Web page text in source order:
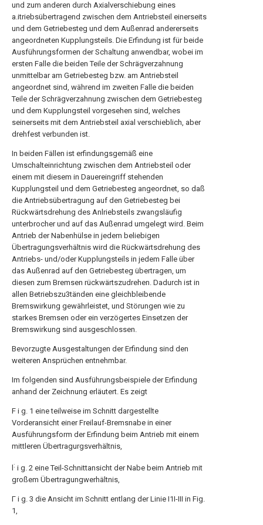
und zum anderen durch Axialverschiebung eines
a.itriebsübertragend zwischen dem Antriebsteil einerseits
und dem Getriebesteg und dem Außenrad andererseits
angeordneten Kupplungsteils. Die Erfindung ist für beide
Ausführungsformen der Schaltung anwendbar, wobei im
ersten Falle die beiden Teile der Schrägverzahnung
unmittelbar am Getriebesteg bzw. am Antriebsteil
angeordnet sind, während im zweiten Falle die beiden
Teile der Schrägverzahnung zwischen dem Getriebesteg
und dem Kupplungsteil vorgesehen sind, welches
seinerseits mit dem Antriebsteil axial verschieblich, aber
drehfest verbunden ist.
In beiden Fällen ist erfindungsgemäß eine
Umschalteinrichtung zwischen dem Antriebsteil oder
einem mit diesem in Dauereingriff stehenden
Kupplungsteil und dem Getriebesteg angeordnet, so daß
die Antriebsübertragung auf den Getriebesteg bei
Rückwärtsdrehung des Anlriebsteils zwangsläufig
unterbrocher und auf das Außenrad umgelegt wird. Beim
Antrieb der Nabenhülse in jedem beliebigen
Übertragungsverhältnis wird die Rückwärtsdrehung des
Antriebs- und/oder Kupplungsteils in jedem Falle über
das Außenrad auf den Getriebesteg übertragen, um
diesen zum Bremsen rückwärtszudrehen. Dadurch ist in
allen Betriebszu3tänden eine gleichbleibende
Bremswirkung gewährleistet, und Störungen wie zu
starkes Bremsen oder ein verzögertes Einsetzen der
Bremswirkung sind ausgeschlossen.
Bevorzugte Ausgestaltungen der Erfindung sind den
weiteren Ansprüchen entnehmbar.
Im folgenden sind Ausführungsbeispiele der Erfindung
anhand der Zeichnung erläutert. Es zeigt
F i g. 1 eine teilweise im Schnitt dargestellte
Vorderansicht einer Freilauf-Bremsnabe in einer
Ausführungsform der Erfindung beim Antrieb mit einem
mittleren Übertragurgsverhältnis,
: i g. 2 eine Teil-Schnittansicht der Nabe beim Antrieb mit
großem Übertragungwerhältnis,
Γ i g. 3 die Ansicht im Schnitt entlang der Linie I1I-III in Fig.
1,